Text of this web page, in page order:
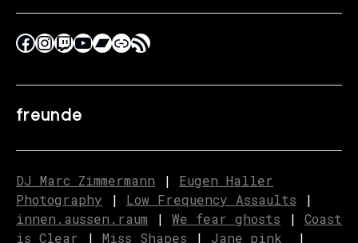
freunde
DJ Marc Zimmermann | Eugen Haller
Photography | Low Frequency Assaults |
innen.aussen.raum | We fear ghosts | Coast
is Clear | Miss Shapes | Jane_pink_ |